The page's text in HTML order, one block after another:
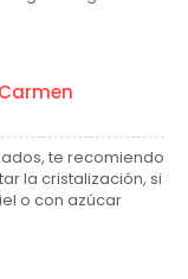
te recomiendo
la cristalización, si
o con azúcar